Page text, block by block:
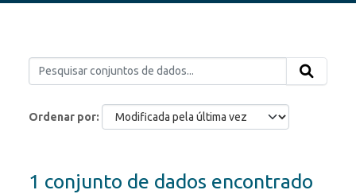
Ordenar por
1 conjunto de dados encontrado